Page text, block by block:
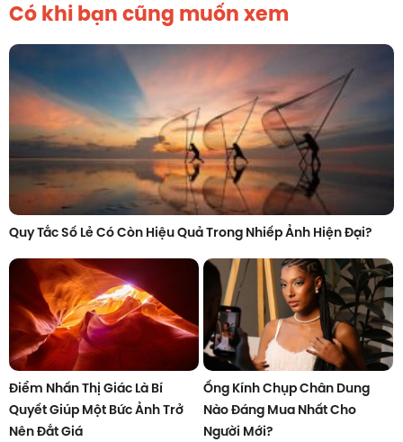
Có khi bạn cũng muốn xem
Quy Tắc Số Lẻ Có Còn Hiệu Quả Trong Nhiếp Ảnh Hiện Đại?
Điểm Nhấn Thị Giác Là Bí
Quyết Giúp Một Bức Ảnh Trở
Nên Đắt Giá
Ống Kính Chụp Chân Dung
Nào Đáng Mua Nhất Cho
Người Mới?